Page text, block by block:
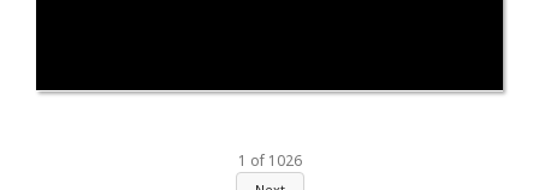
1 of 1026